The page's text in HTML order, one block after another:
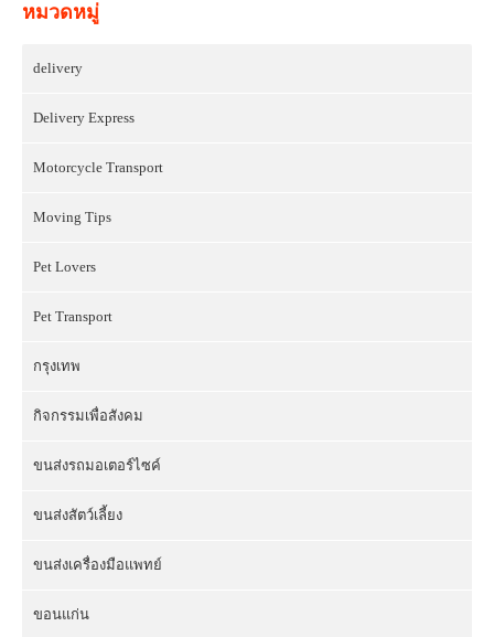
หมวดหมู่
delivery
Delivery Express
Motorcycle Transport
Moving Tips
Pet Lovers
Pet Transport
กรุงเทพ
กิจกรรมเพื่อสังคม
ขนส่งรถมอเตอร์ไซค์
ขนส่งสัตว์เลี้ยง
ขนส่งเครื่องมือแพทย์
ขอนแก่น